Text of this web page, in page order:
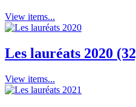
View items...
Les lauréats 2020
View items...